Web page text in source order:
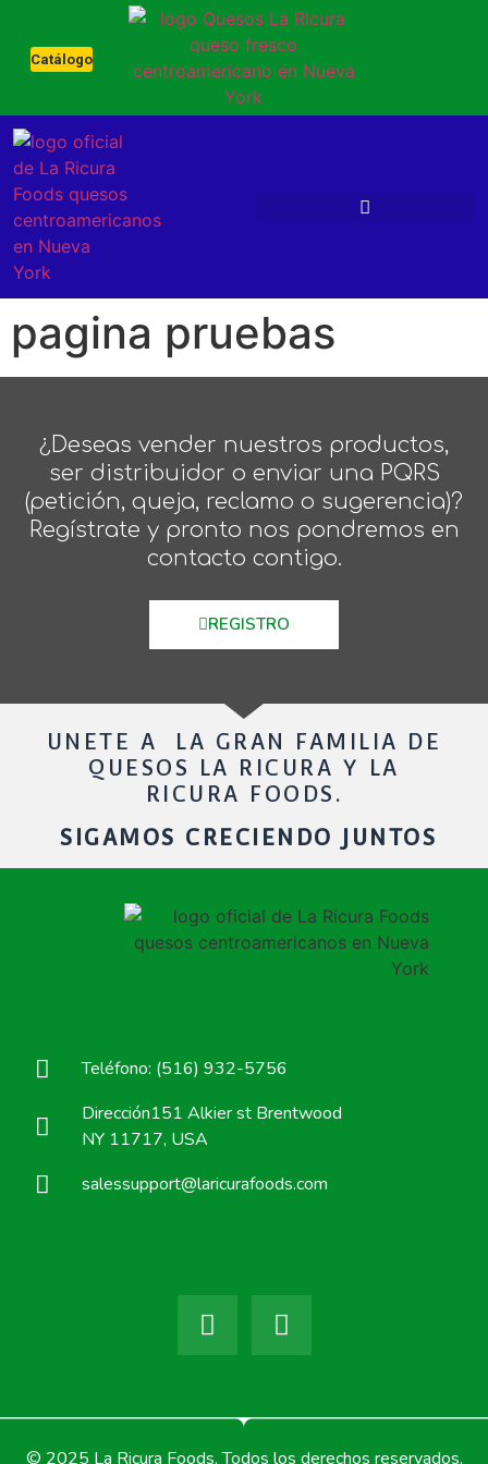
Catálogo
pagina pruebas
¿Deseas vender nuestros productos,
ser distribuidor o enviar una PQRS
(petición, queja, reclamo o sugerencia)?
Regístrate y pronto nos pondremos en
contacto contigo.
REGISTRO
UNETE A LA GRAN FAMILIA DE
QUESOS LA RICURA Y LA
RICURA FOODS.
SIGAMOS CRECIENDO JUNTOS
Teléfono: (516) 932-5756
Dirección151 Alkier st Brentwood
NY 11717, USA
salessupport@laricurafoods.com
© 2025 La Ricura Foods. Todos los derechos reservados.